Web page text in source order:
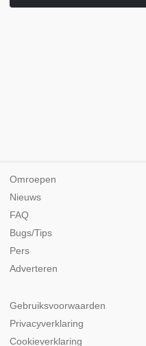
Omroepen
Nieuws
FAQ
Bugs/Tips
Pers
Adverteren
Gebruiksvoorwaarden
Privacyverklaring
Cookieverklaring